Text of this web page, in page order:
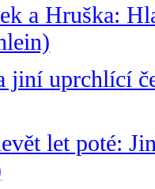
a Hruška:
jiní uprchlící
let poté: